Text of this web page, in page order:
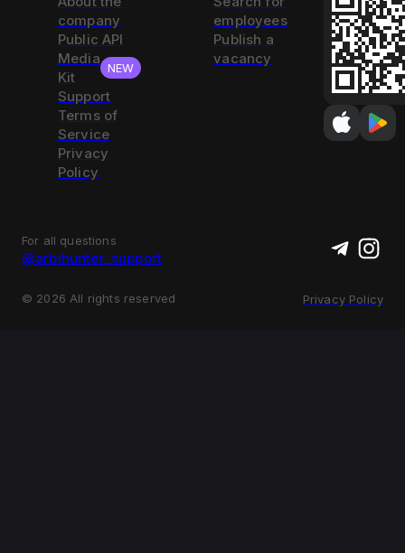
company
Public API
Media
Kit
NEW
Support
Terms of
Service
Privacy
Policy
employees
Publish a
vacancy
For all questions
@arbihunter_support
© 2026 All rights reserved Privacy Policy